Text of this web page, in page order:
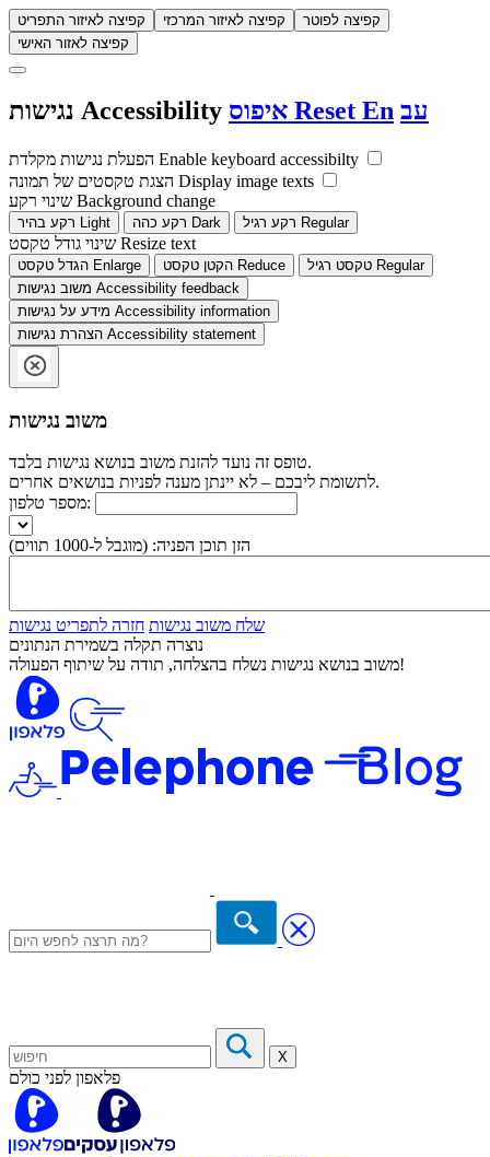
קפיצה לאיזור התפריט קפיצה לאיזור המרכזי
קפיצה לפוטר
קפיצה לאזור האישי
Accessibility Reset En עב
Enable keyboard accessibilty
Display image texts
Background change
Light Dark Regular
Resize text
Enlarge Reduce
Regular
Accessibility feedback
Accessibility information
Accessibility statement
משוב נגישות
טופס זה נועד להזנת משוב בנושא נגישות בלבד.
לתשומת ליבכם – לא יינתן מענה לפניות בנושאים אחרים.
מספר טלפון:
הזן תוכן הפניה: (מוגבל ל-1000 תווים)
שלח משוב נגישות חזרה לתפריט נגישות
נוצרה תקלה בשמירת הנתונים
משוב בנושא נגישות נשלח בהצלחה, תודה על שיתוף הפעולה!
X
פלאפון לפני כולם